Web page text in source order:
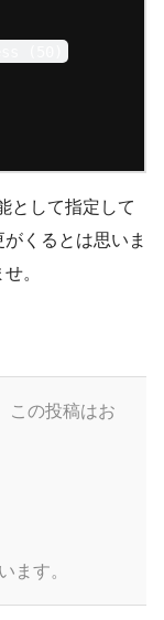
として指定して
くるとは思いま
。
この投稿はお
ます。